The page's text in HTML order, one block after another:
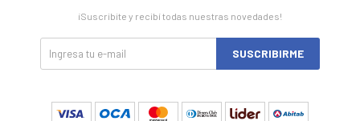
¡Suscribite y recibí todas nuestras novedades!
SUSCRIBIRME